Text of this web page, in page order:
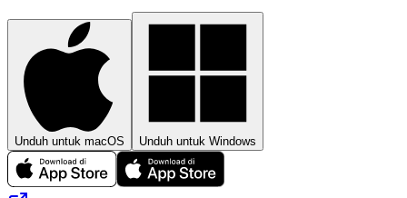
Unduh untuk macOS Unduh untuk Windows